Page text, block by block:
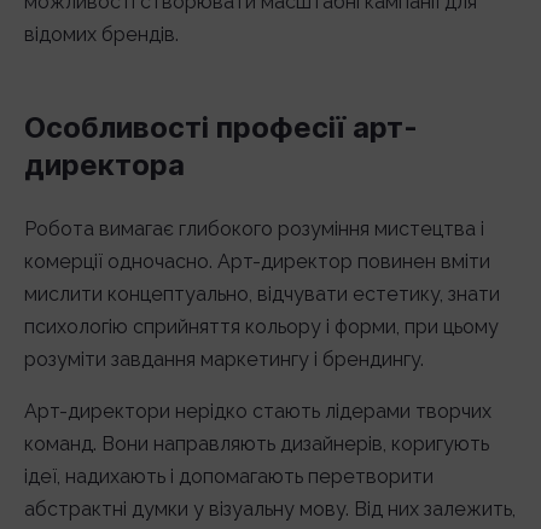
відомих брендів.
Особливості професії арт-
директора
Робота вимагає глибокого розуміння мистецтва і
комерції одночасно. Арт-директор повинен вміти
мислити концептуально, відчувати естетику, знати
психологію сприйняття кольору і форми, при цьому
розуміти завдання маркетингу і брендингу.
Арт-директори нерідко стають лідерами творчих
команд. Вони направляють дизайнерів, коригують
ідеї, надихають і допомагають перетворити
абстрактні думки у візуальну мову. Від них залежить,